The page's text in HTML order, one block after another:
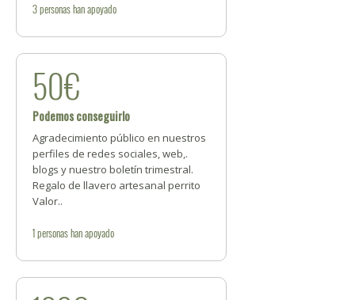
3personashan apoyado
50€
Podemos conseguirlo
Agradecimiento público en nuestros
perfiles de redes sociales, web,.
blogs y nuestro boletín trimestral.
Regalo de llavero artesanal perrito
Valor..
1personashan apoyado